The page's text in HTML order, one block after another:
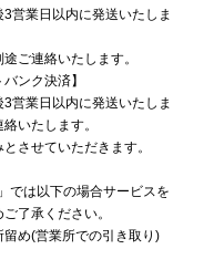
営業日以内に発送いたしま
ご連絡いたします。
ンク決済】
営業日以内に発送いたしま
いたします。
させていただきます。
では以下の場合サービスを
了承ください。
留め(営業所での引き取り)